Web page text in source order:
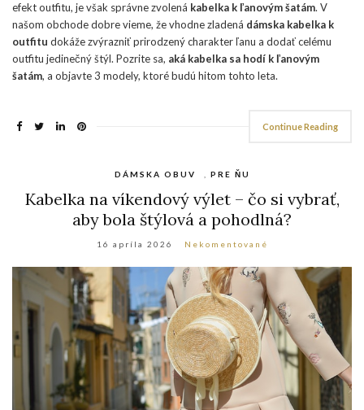
efekt outfitu, je však správne zvolená kabelka k ľanovým šatám. V
našom obchode dobre vieme, že vhodne zladená dámska kabelka k
outfitu dokáže zvýrazniť prirodzený charakter ľanu a dodať celému
outfitu jedinečný štýl. Pozrite sa, aká kabelka sa hodí k ľanovým
šatám, a objavte 3 modely, ktoré budú hitom tohto leta.
Continue Reading
DÁMSKA OBUV PRE ŇU
Kabelka na víkendový výlet – čo si vybrať,
aby bola štýlová a pohodlná?
16 apríla 2026 Nekomentované